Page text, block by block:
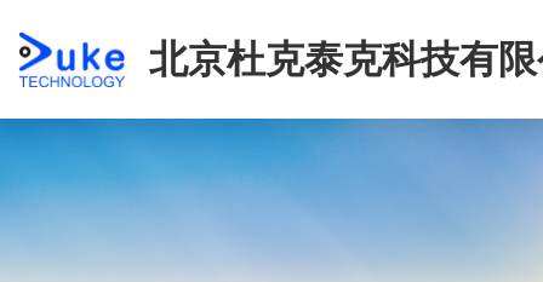
北京杜克泰克科技有